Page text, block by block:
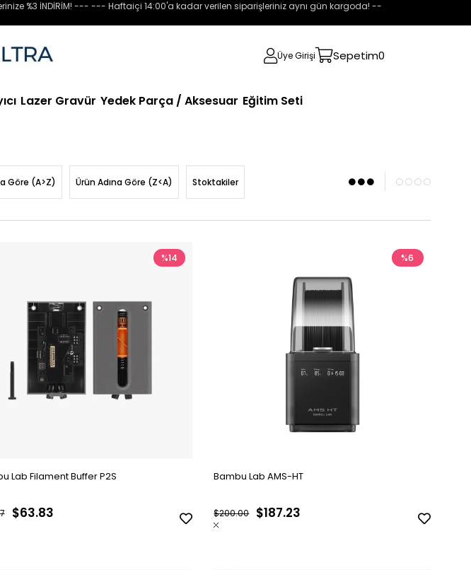
%3 İNDİRİM! --- --- Haftaiçi 14:00'a kadar verilen siparişleriniz aynı gün kargoda! --
Üye Girişi Sepetim0
Lazer Gravür Yedek Parça / Aksesuar Eğitim Seti
Göre (A>Z) Ürün Adına Göre (Z<A) Stoktakiler
Lab Filament Buffer P2S
$63.83
%14
Bambu Lab AMS-HT
$187.23
$200.00
%6